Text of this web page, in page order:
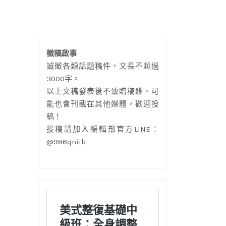
徵稿啟事
誠徵各類話題稿件，文長不超過
3000字。
以上文稿發表後不致贈稿酬。可
能也會刊載在其他媒體，歡迎投
稿！
投稿請加入編輯部官方LINE：
@986qniib